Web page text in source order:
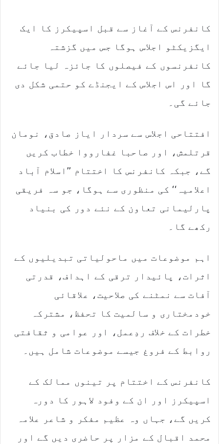
کانفرنس کے آغاز سے قبل اسپیکرز کا ایک
ایگزیکٹو اجلاس ہوگا جس میں گزشتہ
کانفرنسوں کے فیصلوں کا جائزہ لیا جائے
گا اور اس اجلاس کے ایجنڈے کو حتمی شکل دی
جائے گی۔
افتتاحی اجلاس سے سردار ایاز صادق، نومان
قرتلمش، اور صاحبا غفارووا خطاب کریں
گے، جبکہ کانفرنس کا اختتام ’’اسلام آباد
اعلامیہ‘‘ کی منظوری سے ہوگا، جو سہ فریقی
پارلیمانی تعاون کے نئے دور کی بنیاد
رکھے گا۔
اہم موضوعات میں ماحولیاتی تبدیلیوں کے
اثرات، پائیدار ترقی کے اہداف، قدرتی
آفات سے نمٹنے کی صلاحیت، علاقائی
خودمختاری و سالمیت کا تحفظ، مشترکہ
خطرات کے خلاف ردِعمل، اور عوامی و ثقافتی
روابط کے فروغ جیسے موضوعات شامل ہیں۔
کانفرنس کے اختتام پر تینوں ممالک کے
اسپیکرز اور ان کے وفود لاہور کا دورہ
کریں گے، جہاں وہ عظیم مفکر و شاعر علامہ
محمد اقبال کے مزار پر حاضری دیں گے اور